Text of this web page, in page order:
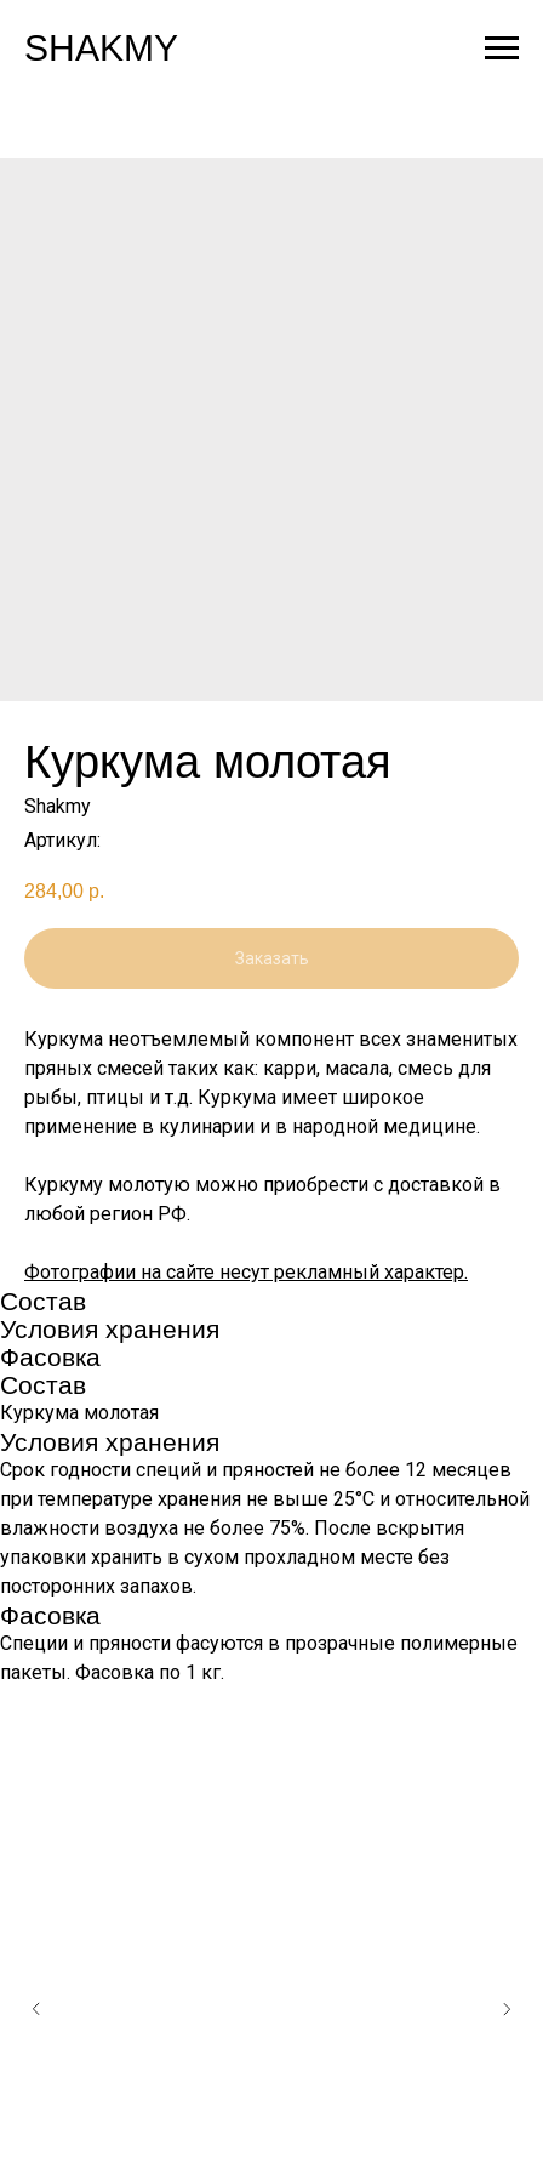
SHAKMY
Куркума молотая
Shakmy
Артикул:
284,00 р.
Заказать
Куркума неотъемлемый компонент всех знаменитых
пряных смесей таких как: карри, масала, смесь для
рыбы, птицы и т.д. Куркума имеет широкое
применение в кулинарии и в народной медицине.
Куркуму молотую можно приобрести с доставкой в
любой регион РФ.
Фотографии на сайте несут рекламный характер.
Состав
Условия хранения
Фасовка
Состав
Куркума молотая
Условия хранения
Срок годности специй и пряностей не более 12 месяцев
при температуре хранения не выше 25°С и относительной
влажности воздуха не более 75%. После вскрытия
упаковки хранить в сухом прохладном месте без
посторонних запахов.
Фасовка
Специи и пряности фасуются в прозрачные полимерные
пакеты. Фасовка по 1 кг.